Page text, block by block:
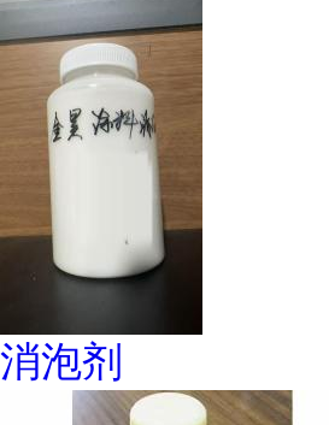
消泡剂